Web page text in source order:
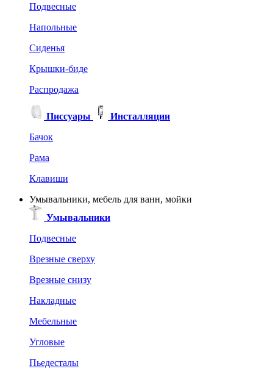
Подвесные
Напольные
Сиденья
Крышки-биде
Распродажа
Писсуары
Инсталляции
Бачок
Рама
Клавиши
Умывальники, мебель для ванн, мойки
Умывальники
Подвесные
Врезные сверху
Врезные снизу
Накладные
Мебельные
Угловые
Пьедесталы